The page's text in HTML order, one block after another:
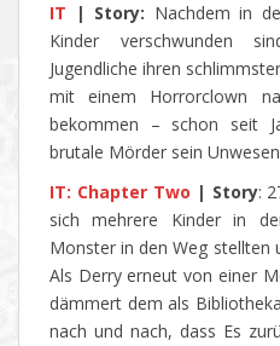
IT | Story: Nachdem in
Kinder verschwunden
Jugendliche ihren
mit einem Horrorclown
bekommen – schon seit
brutale Mörder sein
IT: Chapter Two | Story:
sich mehrere Kinder in
Monster in den Weg stellten
Als Derry erneut von einer
dämmert dem als
nach und nach, dass Es